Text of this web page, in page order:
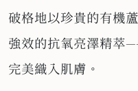
破格地以珍貴的有機
強效的抗氧亮澤精萃
完美織入肌膚。